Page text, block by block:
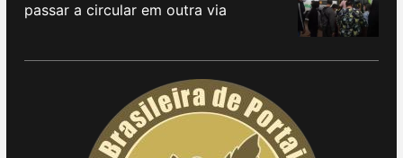
passar a circular em outra via